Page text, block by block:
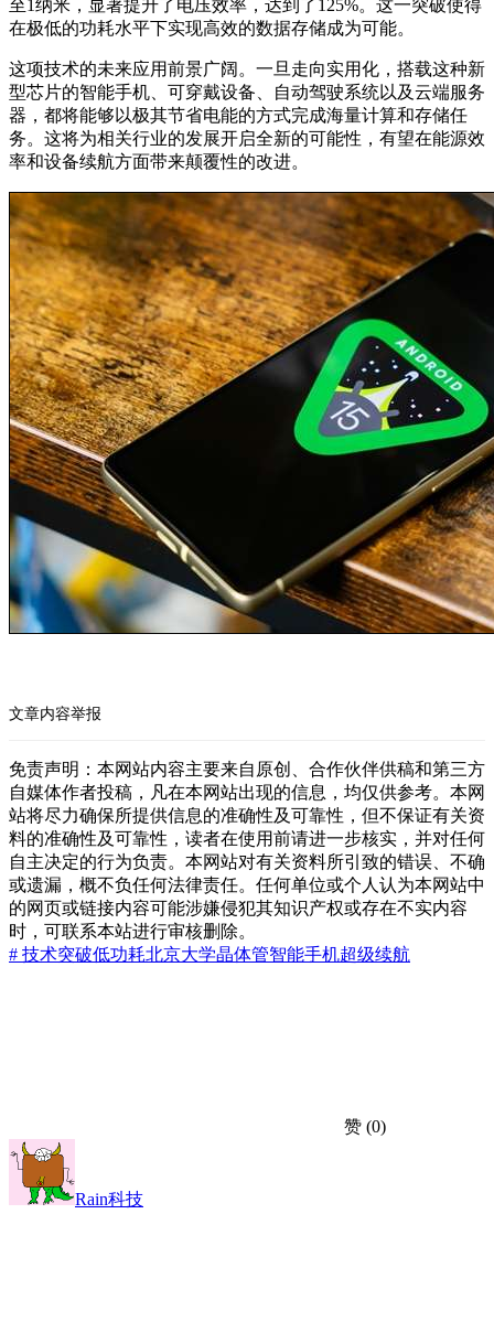
至1纳米，显著提升了电压效率，达到了125%。这一突破使得
在极低的功耗水平下实现高效的数据存储成为可能。
这项技术的未来应用前景广阔。一旦走向实用化，搭载这种新
型芯片的智能手机、可穿戴设备、自动驾驶系统以及云端服务
器，都将能够以极其节省电能的方式完成海量计算和存储任
务。这将为相关行业的发展开启全新的可能性，有望在能源效
率和设备续航方面带来颠覆性的改进。
文章内容举报
免责声明：本网站内容主要来自原创、合作伙伴供稿和第三方
自媒体作者投稿，凡在本网站出现的信息，均仅供参考。本网
站将尽力确保所提供信息的准确性及可靠性，但不保证有关资
料的准确性及可靠性，读者在使用前请进一步核实，并对任何
自主决定的行为负责。本网站对有关资料所引致的错误、不确
或遗漏，概不负任何法律责任。任何单位或个人认为本网站中
的网页或链接内容可能涉嫌侵犯其知识产权或存在不实内容
时，可联系本站进行审核删除。
# 技术突破低功耗北京大学晶体管智能手机超级续航
赞 (0)
Rain科技